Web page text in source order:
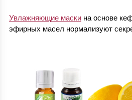
Увлажняющие маскина основе
эфирных масел нормализуют